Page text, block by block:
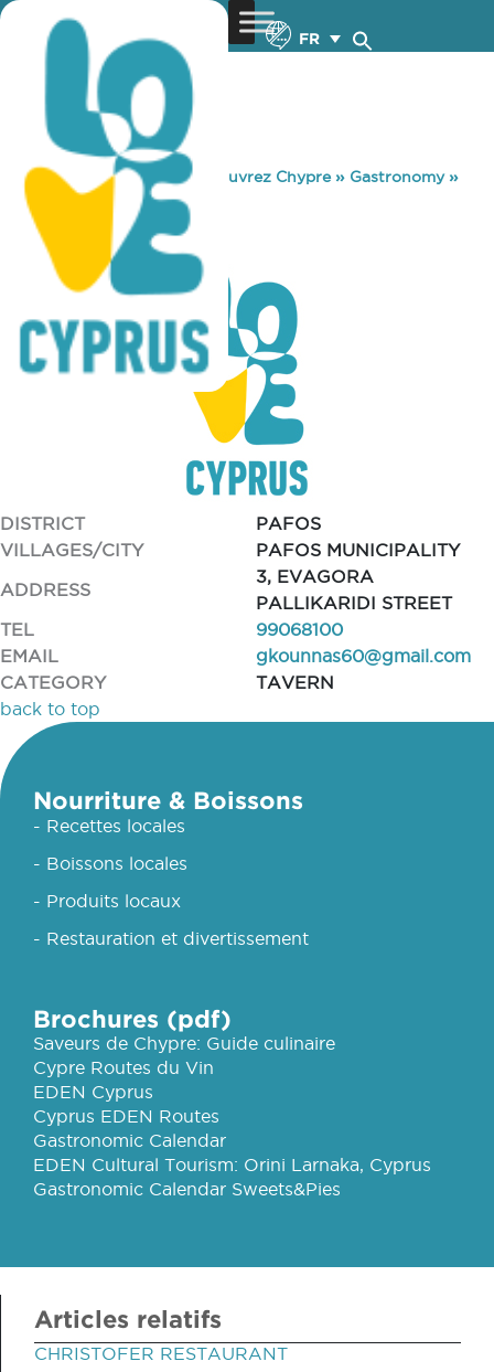
FR
You are here: Home »Découvrez Chypre» Gastronomy»
CARNAGIO
CARNAGIO
DISTRICT
PAFOS
VILLAGES/CITY
PAFOS MUNICIPALITY
ADDRESS
3, EVAGORA
PALLIKARIDI STREET
TEL
99068100
EMAIL
gkounnas60@gmail.com
CATEGORY
TAVERN
back to top
Nourriture & Boissons
- Recettes locales
- Boissons locales
- Produits locaux
- Restauration et divertissement
Brochures (pdf)
Saveurs de Chypre: Guide culinaire
Cypre Routes du Vin
EDEN Cyprus
Cyprus EDEN Routes
Gastronomic Calendar
EDEN Cultural Tourism: Orini Larnaka, Cyprus
Gastronomic Calendar Sweets&Pies
Articles relatifs
CHRISTOFER RESTAURANT